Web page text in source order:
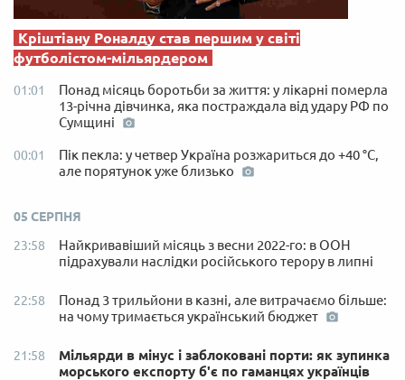
Кріштіану Роналду став першим у світі
футболістом-мільярдером
01:01
Понад місяць боротьби за життя: у лікарні померла
13-річна дівчинка, яка постраждала від удару РФ по
Сумщині
00:01
Пік пекла: у четвер Україна розжариться до +40 °C,
але порятунок уже близько
05 СЕРПНЯ
23:58
Найкривавіший місяць з весни 2022-го: в ООН
підрахували наслідки російського терору в липні
22:58
Понад 3 трильйони в казні, але витрачаємо більше:
на чому тримається український бюджет
21:58
Мільярди в мінус і заблоковані порти: як зупинка
морського експорту б'є по гаманцях українців